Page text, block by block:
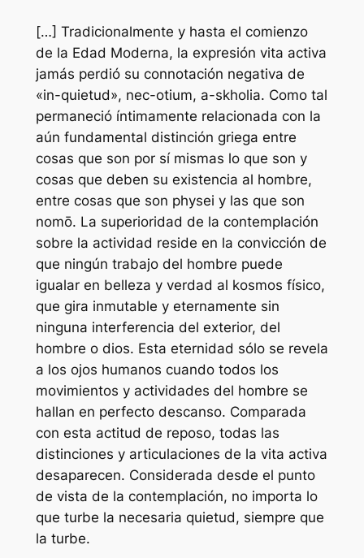
[…] Tradicionalmente y hasta el comienzo
de la Edad Moderna, la expresión vita activa
jamás perdió su connotación negativa de
«in-quietud», nec-otium, a-skholia. Como tal
permaneció íntimamente relacionada con la
aún fundamental distinción griega entre
cosas que son por sí mismas lo que son y
cosas que deben su existencia al hombre,
entre cosas que son physei y las que son
nomō. La superioridad de la contemplación
sobre la actividad reside en la convicción de
que ningún trabajo del hombre puede
igualar en belleza y verdad al kosmos físico,
que gira inmutable y eternamente sin
ninguna interferencia del exterior, del
hombre o dios. Esta eternidad sólo se revela
a los ojos humanos cuando todos los
movimientos y actividades del hombre se
hallan en perfecto descanso. Comparada
con esta actitud de reposo, todas las
distinciones y articulaciones de la vita activa
desaparecen. Considerada desde el punto
de vista de la contemplación, no importa lo
que turbe la necesaria quietud, siempre que
la turbe.